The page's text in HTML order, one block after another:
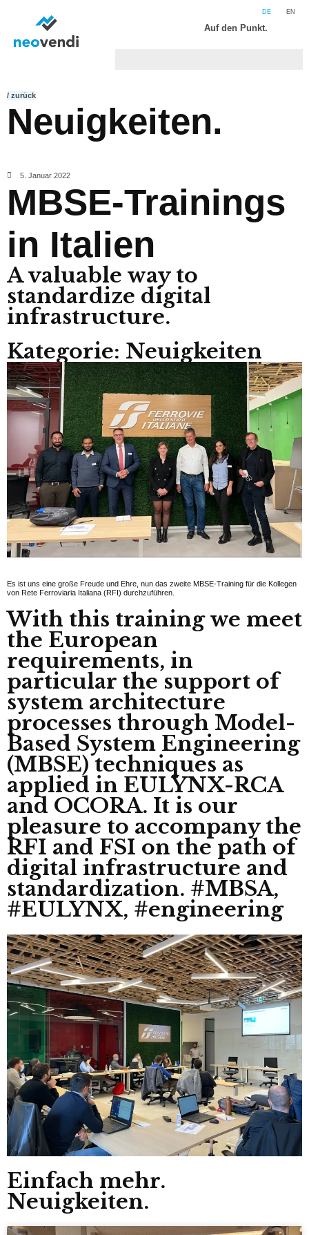
DE EN
Auf den Punkt.
/ zurück
Neuigkeiten.
5. Januar 2022
MBSE-Trainings
in Italien
A valuable way to
standardize digital
infrastructure.
Kategorie: Neuigkeiten
Es ist uns eine große Freude und Ehre, nun das zweite MBSE-Training für die Kollegen
von Rete Ferroviaria Italiana (RFI) durchzuführen.
With this training we meet
the European
requirements, in
particular the support of
system architecture
processes through Model-
Based System Engineering
(MBSE) techniques as
applied in EULYNX-RCA
and OCORA. It is our
pleasure to accompany the
RFI and FSI on the path of
digital infrastructure and
standardization. #MBSA,
#EULYNX, #engineering
Einfach mehr.
Neuigkeiten.